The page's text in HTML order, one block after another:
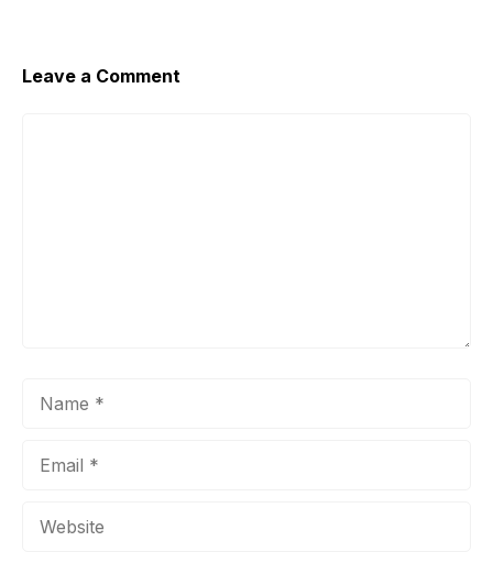
Leave a Comment